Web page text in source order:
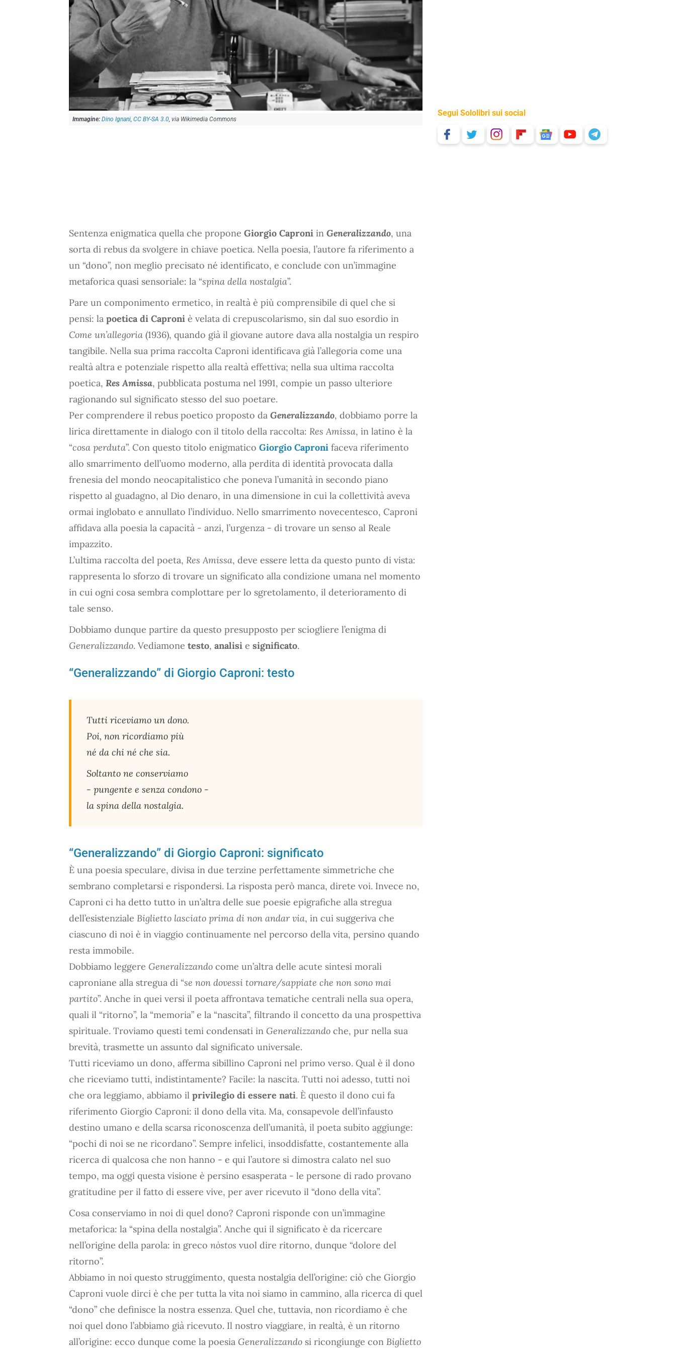
Dino Ignani, CC BY-SA 3.0, via Wikimedia Commons
Sentenza enigmatica quella che propone Giorgio Caproni in Generalizzando, una
sorta di rebus da svolgere in chiave poetica. Nella poesia, l’autore fa riferimento a
un “dono”, non meglio precisato né identificato, e conclude con un’immagine
metaforica quasi sensoriale: la “spina della nostalgia”.
Pare un componimento ermetico, in realtà è più comprensibile di quel che si
pensi: la poetica di Caproni è velata di crepuscolarismo, sin dal suo esordio in
Come un’allegoria (1936), quando già il giovane autore dava alla nostalgia un respiro
tangibile. Nella sua prima raccolta Caproni identificava già l’allegoria come una
realtà altra e potenziale rispetto alla realtà effettiva; nella sua ultima raccolta
poetica, Res Amissa, pubblicata postuma nel 1991, compie un passo ulteriore
ragionando sul significato stesso del suo poetare.
Per comprendere il rebus poetico proposto da Generalizzando, dobbiamo porre la
lirica direttamente in dialogo con il titolo della raccolta: Res Amissa, in latino è la
“cosa perduta”. Con questo titolo enigmatico Giorgio Caproni faceva riferimento
allo smarrimento dell’uomo moderno, alla perdita di identità provocata dalla
frenesia del mondo neocapitalistico che poneva l’umanità in secondo piano
rispetto al guadagno, al Dio denaro, in una dimensione in cui la collettività aveva
ormai inglobato e annullato l’individuo. Nello smarrimento novecentesco, Caproni
affidava alla poesia la capacità - anzi, l’urgenza - di trovare un senso al Reale
impazzito.
L’ultima raccolta del poeta, Res Amissa, deve essere letta da questo punto di vista:
rappresenta lo sforzo di trovare un significato alla condizione umana nel momento
in cui ogni cosa sembra complottare per lo sgretolamento, il deterioramento di
tale senso.
Dobbiamo dunque partire da questo presupposto per sciogliere l’enigma di
Generalizzando. Vediamone testo, analisi e significato.
“Generalizzando” di Giorgio Caproni: testo
Tutti riceviamo un dono.
Poi, non ricordiamo più
né da chi né che sia.
Soltanto ne conserviamo
- pungente e senza condono -
la spina della nostalgia.
“Generalizzando” di Giorgio Caproni: significato
È una poesia speculare, divisa in due terzine perfettamente simmetriche che
sembrano completarsi e rispondersi. La risposta però manca, direte voi. Invece no,
Caproni ci ha detto tutto in un’altra delle sue poesie epigrafiche alla stregua
dell’esistenziale Biglietto lasciato prima di non andar via, in cui suggeriva che
ciascuno di noi è in viaggio continuamente nel percorso della vita, persino quando
resta immobile.
Dobbiamo leggere Generalizzando come un’altra delle acute sintesi morali
caproniane alla stregua di “se non dovessi tornare/sappiate che non sono mai
partito”. Anche in quei versi il poeta affrontava tematiche centrali nella sua opera,
quali il “ritorno”, la “memoria” e la “nascita”, filtrando il concetto da una prospettiva
spirituale. Troviamo questi temi condensati in Generalizzando che, pur nella sua
brevità, trasmette un assunto dal significato universale.
Tutti riceviamo un dono, afferma sibillino Caproni nel primo verso. Qual è il dono
che riceviamo tutti, indistintamente? Facile: la nascita. Tutti noi adesso, tutti noi
che ora leggiamo, abbiamo il privilegio di essere nati. È questo il dono cui fa
riferimento Giorgio Caproni: il dono della vita. Ma, consapevole dell’infausto
destino umano e della scarsa riconoscenza dell’umanità, il poeta subito aggiunge:
“pochi di noi se ne ricordano”. Sempre infelici, insoddisfatte, costantemente alla
ricerca di qualcosa che non hanno - e qui l’autore si dimostra calato nel suo
tempo, ma oggi questa visione è persino esasperata - le persone di rado provano
gratitudine per il fatto di essere vive, per aver ricevuto il “dono della vita”.
Cosa conserviamo in noi di quel dono? Caproni risponde con un’immagine
metaforica: la “spina della nostalgia”. Anche qui il significato è da ricercare
nell’origine della parola: in greco nòstos vuol dire ritorno, dunque “dolore del
ritorno”.
Abbiamo in noi questo struggimento, questa nostalgia dell’origine: ciò che Giorgio
Caproni vuole dirci è che per tutta la vita noi siamo in cammino, alla ricerca di quel
“dono” che definisce la nostra essenza. Quel che, tuttavia, non ricordiamo è che
noi quel dono l’abbiamo già ricevuto. Il nostro viaggiare, in realtà, è un ritorno
all’origine: ecco dunque come la poesia Generalizzando si ricongiunge con Biglietto
Segui Sololibri sui social